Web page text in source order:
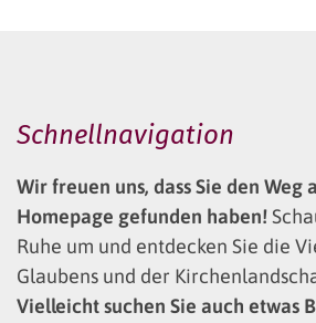
Schnellnavigation
Wir freuen uns, dass Sie den Weg
Homepage gefunden haben!
Ruhe um und entdecken Sie die
Glaubens und der
Vielleicht suchen Sie auch etwas